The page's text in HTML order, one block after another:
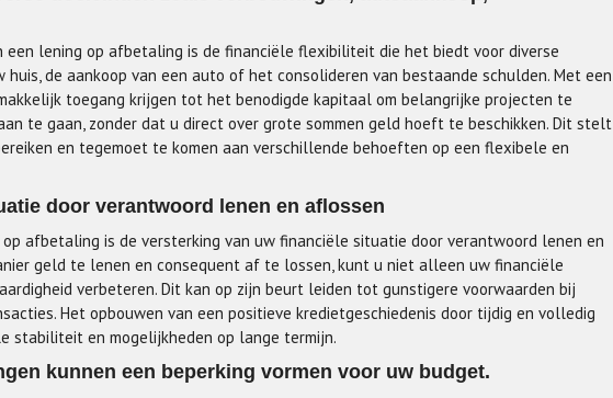
een lening op afbetaling is de financiële flexibiliteit die het biedt voor diverse
huis, de aankoop van een auto of het consolideren van bestaande schulden. Met een
toegang krijgen tot het benodigde kapitaal om belangrijke projecten te
te gaan, zonder dat u direct over grote sommen geld hoeft te beschikken. Dit stelt
en tegemoet te komen aan verschillende behoeften op een flexibele en
door verantwoord lenen en aflossen
afbetaling is de versterking van uw financiële situatie door verantwoord lenen en
geld te lenen en consequent af te lossen, kunt u niet alleen uw financiële
verbeteren. Dit kan op zijn beurt leiden tot gunstigere voorwaarden bij
Het opbouwen van een positieve kredietgeschiedenis door tijdig en volledig
stabiliteit en mogelijkheden op lange termijn.
kunnen een beperking vormen voor uw budget.